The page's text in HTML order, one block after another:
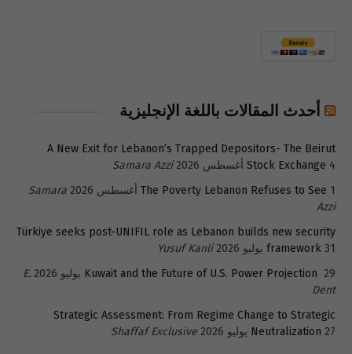
أحدث المقالات باللغة الإنجليزية
A New Exit for Lebanon’s Trapped Depositors- The Beirut
Stock Exchange 4 أغسطس 2026
Samara Azzi
The Poverty Lebanon Refuses to See 1 أغسطس 2026
Samara
Azzi
Türkiye seeks post-UNIFIL role as Lebanon builds new security
framework 31 يوليو 2026
Yusuf Kanli
Kuwait and the Future of U.S. Power Projection 29 يوليو 2026
E.
Dent
Strategic Assessment: From Regime Change to Strategic
Neutralization 27 يوليو 2026 Shaffaf Exclusive